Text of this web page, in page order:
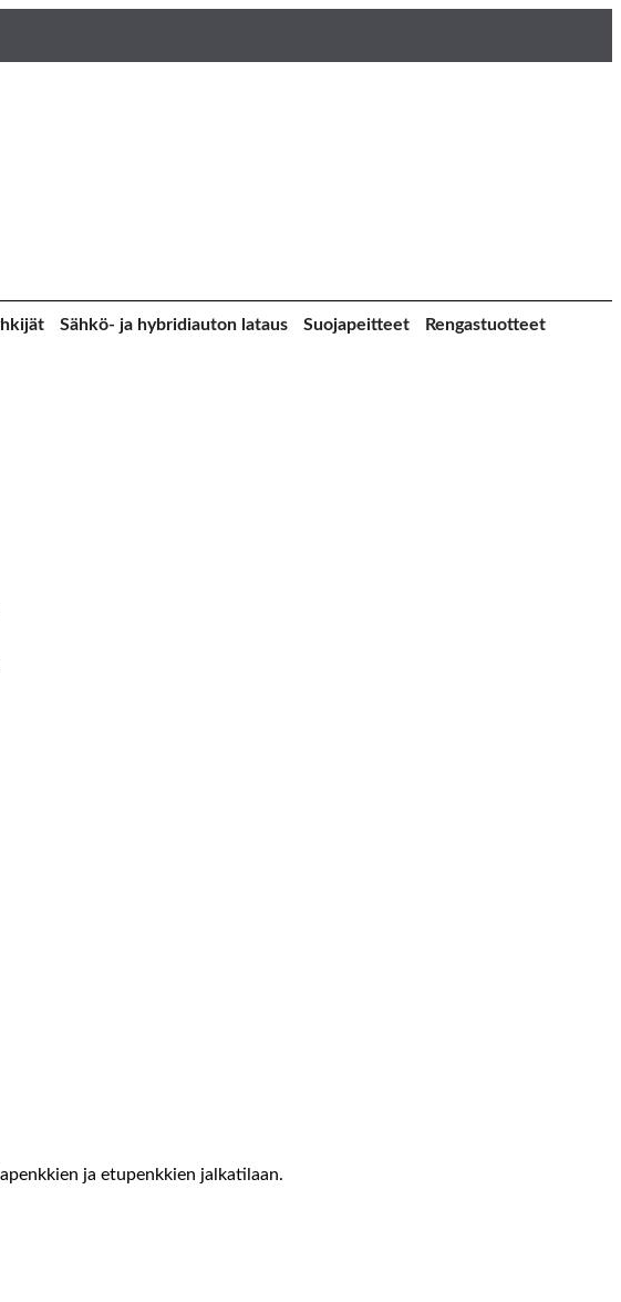
Sähkö- ja hybridiauton lataus Suojapeitteet Rengastuotteet
ja etupenkkien jalkatilaan.